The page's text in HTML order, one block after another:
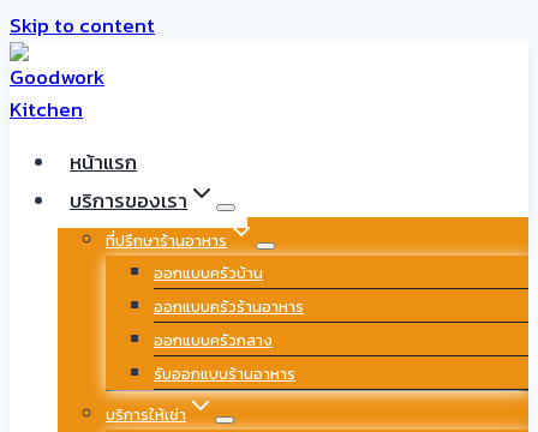
Skip to content
หน้าแรก
บริการของเรา
ที่ปรึกษาร้านอาหาร
ออกแบบครัวบ้าน
ออกแบบครัวร้านอาหาร
ออกแบบครัวกลาง
รับออกแบบร้านอาหาร
บริการให้เช่า